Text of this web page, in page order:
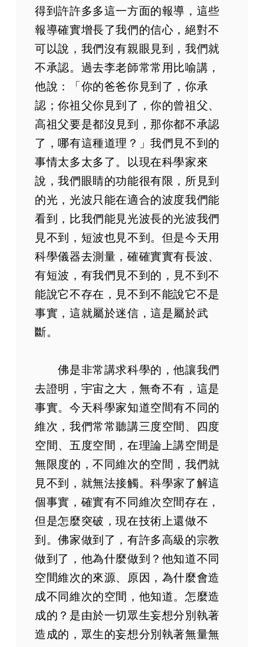
第54集
第55集
第56集
第57集
第58集
第59集
第60集
第61集
第62集
第63集
第64集
第65集
第66集
第67集
第68集
第69集
第70集
第71集
第72集
第74集
第75集
第76集
第77集
第78集
第79集
第80集
第81集
第82集
第83集
第84集
第85集
第86集
第87集
第88集
第89集
得到許許多多這一方面的報導，這些
報導確實增長了我們的信心，絕對不
可以說，我們沒有親眼見到，我們就
不承認。過去李老師常常用比喻講，
他說：「你的爸爸你見到了，你承
認；你祖父你見到了，你的曾祖父、
高祖父要是都沒見到，那你都不承認
了，哪有這種道理？」我們見不到的
事情太多太多了。以現在科學家來
說，我們眼睛的功能很有限，所見到
的光，光波只能在適合的波度我們能
看到，比我們能見光波長的光波我們
見不到，短波也見不到。但是今天用
科學儀器去測量，確確實實有長波、
有短波，有我們見不到的，見不到不
能說它不存在，見不到不能說它不是
事實，這就屬於迷信，這是屬於武
斷。
佛是非常講求科學的，他讓我們
去證明，宇宙之大，無奇不有，這是
事實。今天科學家知道空間有不同的
維次，我們常常聽講三度空間、四度
空間、五度空間，在理論上講空間是
無限度的，不同維次的空間，我們就
見不到，就無法接觸。科學家了解這
個事實，確實有不同維次空間存在，
但是怎麼突破，現在技術上還做不
到。佛家做到了，有許多高級的宗教
做到了，他為什麼做到？他知道不同
空間維次的來源、原因，為什麼會造
成不同維次的空間，他知道。怎麼造
成的？是由於一切眾生妄想分別執著
造成的，眾生的妄想分別執著無量無